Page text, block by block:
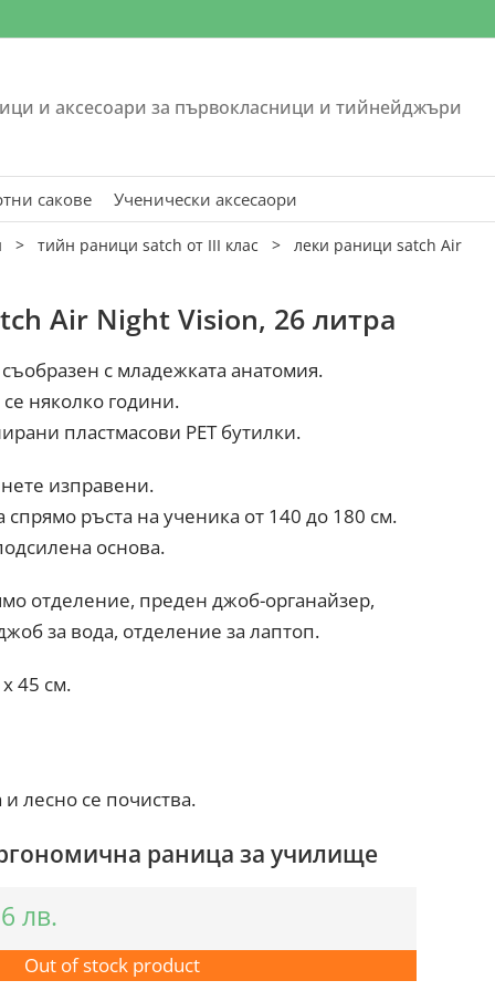
и аксесоари за първокласници и тийнейджъри
сакове Ученически аксесаори
> тийн раници satch от III клас > леки раници satch Air
Air Night Vision, 26 литра
с младежката анатомия.
няколко години.
пластмасови PET бутилки.
изправени.
спрямо ръста на ученика от 140 до 180 см.
основа.
отделение, преден джоб-органайзер,
за вода, отделение за лаптоп.
45 см.
лесно се почиства.
раница за училище
лв.
Out of stock product